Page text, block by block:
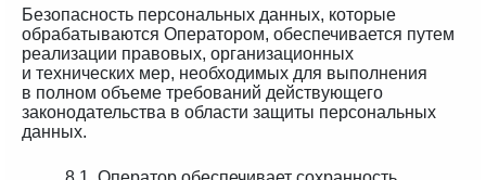
Безопасность персональных данных, которые
обрабатываются Оператором, обеспечивается путем
реализации правовых, организационных
и технических мер, необходимых для выполнения
в полном объеме требований действующего
законодательства в области защиты персональных
данных.